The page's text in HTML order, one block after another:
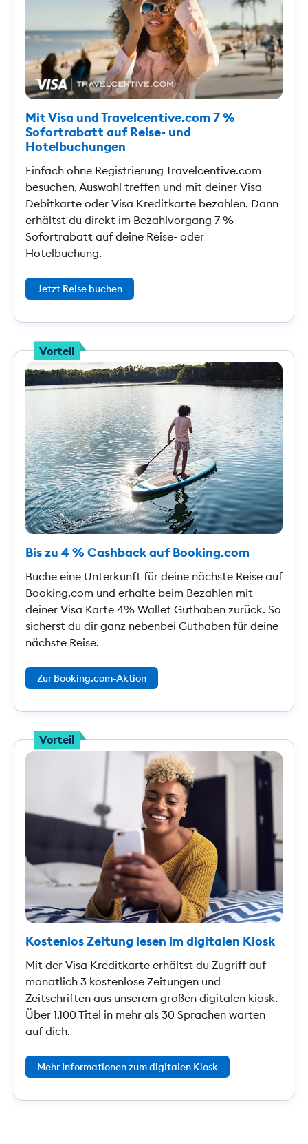
Mit Visa und Travelcentive.com 7 %
Sofortrabatt auf Reise- und
Hotelbuchungen
Einfach ohne Registrierung Travelcentive.com
besuchen, Auswahl treffen und mit deiner Visa
Debitkarte oder Visa Kreditkarte bezahlen. Dann
erhältst du direkt im Bezahlvorgang 7 %
Sofortrabatt auf deine Reise- oder
Hotelbuchung.
Jetzt Reise buchen
Vorteil
Bis zu 4 % Cashback auf Booking.com
Buche eine Unterkunft für deine nächste Reise auf
Booking.com und erhalte beim Bezahlen mit
deiner Visa Karte 4% Wallet Guthaben zurück. So
sicherst du dir ganz nebenbei Guthaben für deine
nächste Reise.
Zur Booking.com-Aktion
Vorteil
Kostenlos Zeitung lesen im digitalen Kiosk
Mit der Visa Kreditkarte erhältst du Zugriff auf
monatlich 3 kostenlose Zeitungen und
Zeitschriften aus unserem großen digitalen kiosk.
Über 1.100 Titel in mehr als 30 Sprachen warten
auf dich.
Mehr Informationen zum digitalen Kiosk